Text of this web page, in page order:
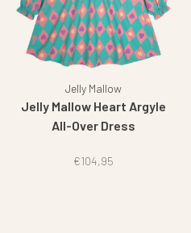
Jelly Mallow
Jelly Mallow Heart Argyle
All-Over Dress
€104,95